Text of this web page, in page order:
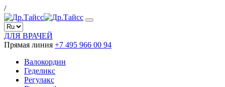
/
ДЛЯ ВРАЧЕЙ
Прямая линия +7 495 966 00 94
Валокордин
Геделикс
Регулакс